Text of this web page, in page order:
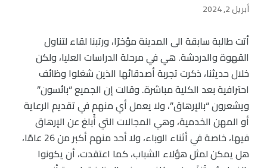
أبريل 2, 2024
أتت طالبة سابقة الى المدينة مؤخرًا، ورتبنا لقاء لتناول
القهوة والدردشة. هي في مرحلة الدراسات العليا، ولكن
خلال حديثنا، ذكرت تجربة أصدقائها الذين شغلوا وظائف
احترافية بعد الكلية مباشرة. وقالت إن الجميع “بائسون”
ويشعرون “بالإرهاق”، ولا يعمل أي منهم في تقديم الرعاية
أو المهن الخدمية، وهي المجالات التي أُبلغ عن الإرهاق
فيها، خاصة في أثناء الوباء، ولا أحد منهم أكبر من 26 عامًا،
هل يمكن لمثل هؤلاء الشباب، كما اعتقدت، أن يكونوا